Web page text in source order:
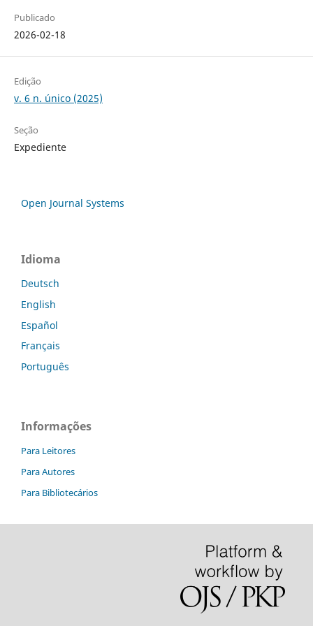
Publicado
2026-02-18
Edição
v. 6 n. único (2025)
Seção
Expediente
Open Journal Systems
Idioma
Deutsch
English
Español
Français
Português
Informações
Para Leitores
Para Autores
Para Bibliotecários